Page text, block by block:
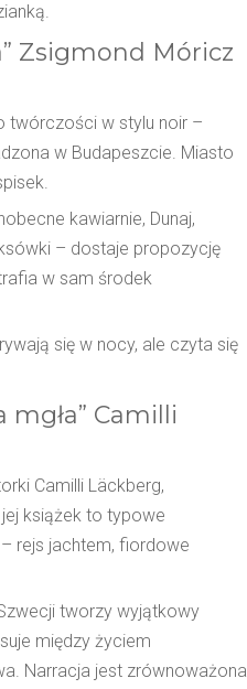
Zsigmond Móricz
twórczości w stylu noir –
w Budapeszcie. Miasto
kawiarnie, Dunaj,
– dostaje propozycję
w sam środek
się w nocy, ale czyta się
Camilli
Camilli Läckberg,
książek to typowe
rejs jachtem, fiordowe
tworzy wyjątkowy
między życiem
Narracja jest zrównoważona